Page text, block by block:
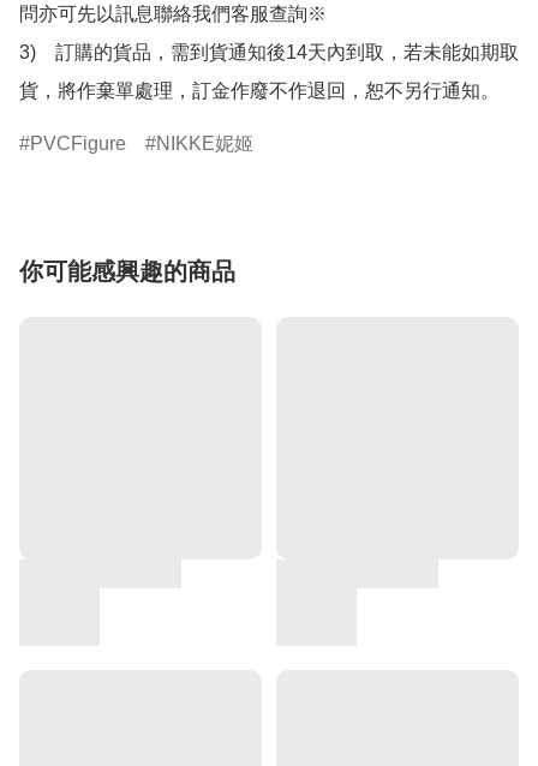
問亦可先以訊息聯絡我們客服查詢※
3)　訂購的貨品，需到貨通知後14天內到取，若未能如期取
貨，將作棄單處理，訂金作廢不作退回，恕不另行通知。
PVCFigure NIKKE妮姬
你可能感興趣的商品